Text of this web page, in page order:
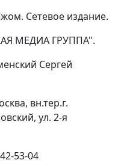
Сетевое издание.
МЕДИА ГРУППА".
Сергей
вн.тер.г.
ул. 2-я
53-04